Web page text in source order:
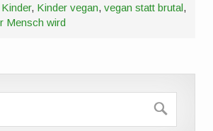
Kinder, Kinder vegan,vegan statt brutal,
Mensch wird